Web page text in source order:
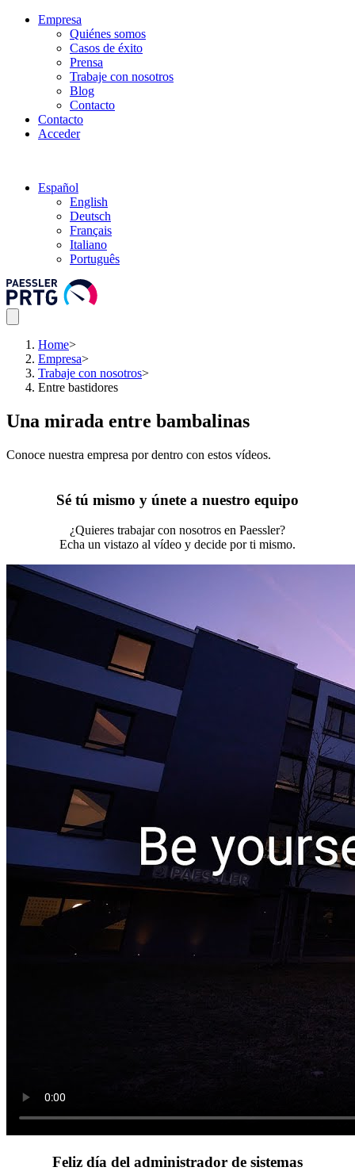
Empresa
Quiénes somos
Casos de éxito
Prensa
Trabaje con nosotros
Blog
Contacto
Contacto
Acceder
Español
English
Deutsch
Français
Italiano
Português
Home>
Empresa>
Trabaje con nosotros>
Entre bastidores
Una mirada entre bambalinas
Conoce nuestra empresa por dentro con estos vídeos.
Sé tú mismo y únete a nuestro equipo
¿Quieres trabajar con nosotros en Paessler?
Echa un vistazo al vídeo y decide por ti mismo.
Feliz día del administrador de sistemas